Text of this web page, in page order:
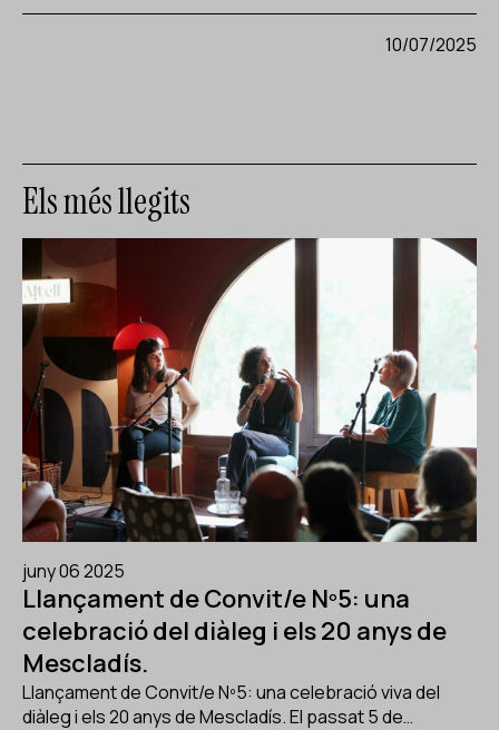
10/07/2025
Els més llegits
juny 06 2025
Llançament de Convit/e Nº5: una
celebració del diàleg i els 20 anys de
Mescladís.
Llançament de Convit/e Nº5: una celebració viva del
diàleg i els 20 anys de Mescladís. El passat 5 de…